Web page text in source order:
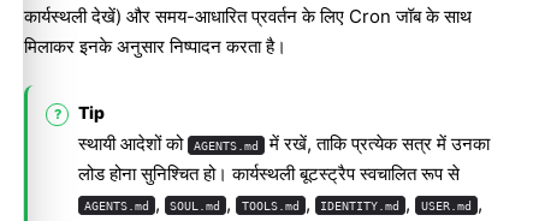
कार्यस्थलीदेखें) और समय-आधारित प्रवर्तन के लिए Cron जॉबके साथ
मिलाकर इनके अनुसार निष्पादन करता है।
Tip
स्थायी आदेशों को AGENTS.md में रखें, ताकि प्रत्येक सत्र में उनका
लोड होना सुनिश्चित हो। कार्यस्थली बूटस्ट्रैप स्वचालित रूप से
AGENTS.md , SOUL.md , TOOLS.md , IDENTITY.md , USER.md ,